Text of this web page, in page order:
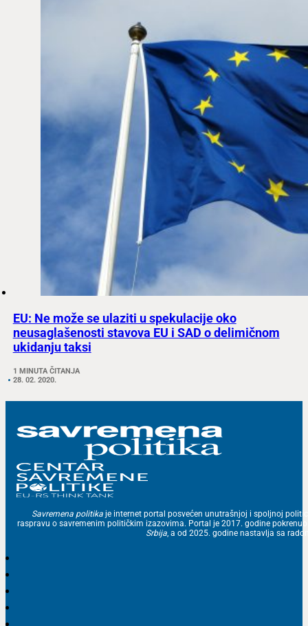
EU: Ne može se ulaziti u spekulacije oko
neusaglašenosti stavova EU i SAD o delimičnom
ukidanju taksi
1 MINUTA ČITANJA
28. 02. 2020.
Savremena politika je internet portal posvećen unutrašnjoj i spoljnoj
raspravu o savremenim političkim izazovima. Portal je 2017. godine
Srbija , a od 2025. godine nastavlja sa